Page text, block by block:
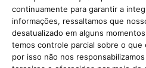
continuamente para garantir a
informações, ressaltamos que
desatualizado em alguns
temos controle parcial sobre o que
por isso não nos